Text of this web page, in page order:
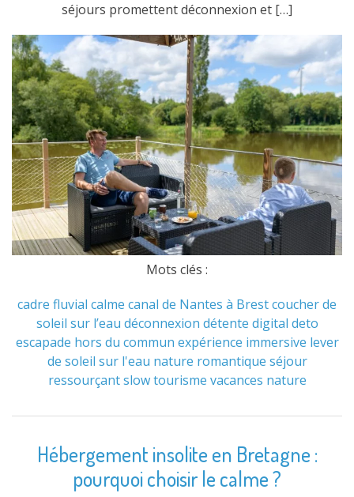
séjours promettent déconnexion et […]
Mots clés :
cadre fluvial calme canal de Nantes à Brestcoucher de
soleil sur l’eau déconnexion détente digital deto
escapade hors du commun expérience immersive lever
de soleil sur l'eau nature romantique séjour
ressourçant slow tourisme vacances nature
Hébergement insolite en Bretagne :
pourquoi choisir le calme ?